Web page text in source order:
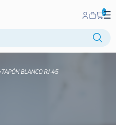
0
TAPÓN BLANCO RJ-45